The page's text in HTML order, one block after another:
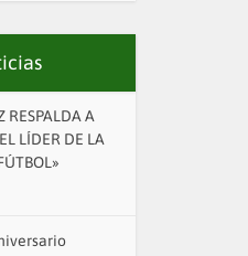
RESPALDA A
LÍDER DE LA